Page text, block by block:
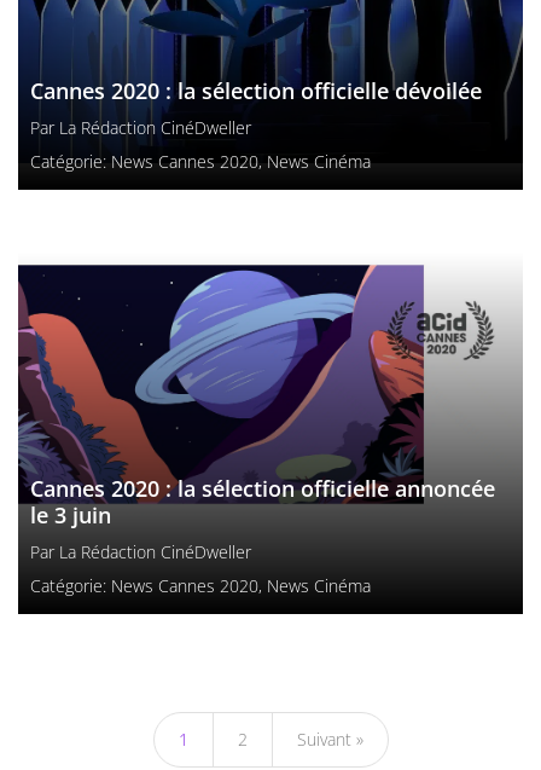
Cannes 2020 : la sélection officielle dévoilée
Par La Rédaction CinéDweller
Catégorie: News Cannes 2020, News Cinéma
Cannes 2020 : la sélection officielle annoncée
le 3 juin
Par La Rédaction CinéDweller
Catégorie: News Cannes 2020, News Cinéma
1 2 Suivant »